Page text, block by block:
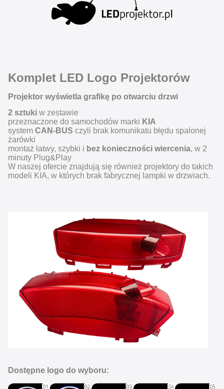
Komplet LED Logo Projektorów
Projektor wyświetla grafikę po otwarciu drzwi
2 sztuki w zestawie
przeznaczone do samochodów marki KIA
system CAN-BUS czyli brak komunikatu błędu spalonej
żarówki
montaż łatwy, szybki i bez konieczności wiercenia, w 2
minuty Plug&Play
W naszej ofercie znajdują się również projektory do takich
modeli KIA, w których brak fabrycznej lampki w drzwiach.
Dostępne logo do wyboru: